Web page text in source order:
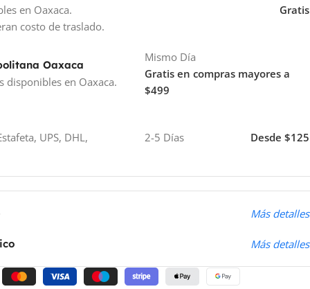
en Oaxaca.
costo de traslado.
Gratis
Oaxaca
disponibles en Oaxaca.
Mismo Día
Gratis en compras mayores a
$499
UPS, DHL,
2-5 Días Desde $125
Más detalles
Más detalles